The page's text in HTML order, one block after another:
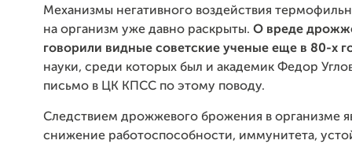
Механизмы негативного воздействия
на организм уже давно раскрыты. О вреде
говорили видные советские ученые еще в 80-х
науки, среди которых был и академик Федор
письмо в ЦК КПСС по этому поводу.
Следствием дрожжевого брожения в организме
снижение работоспособности, иммунитета,